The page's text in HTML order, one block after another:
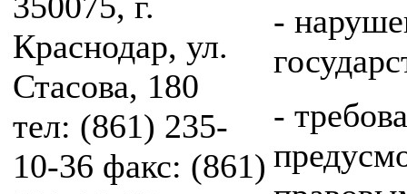
Краснодар, ул.
Стасова, 180
тел: (861) 235-
10-36 факс: (861)
-
-